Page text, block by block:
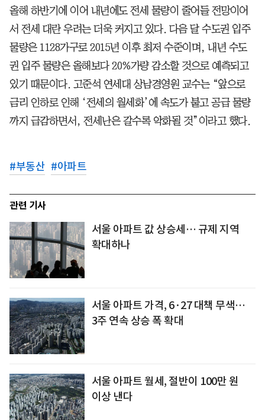
올해 하반기에 이어 내년에도 전세 물량이 줄어들 전망이어
서 전세 대란 우려는 더욱 커지고 있다. 다음 달 수도권 입주
물량은 1128가구로 2015년 이후 최저 수준이며, 내년 수도
권 입주 물량은 올해보다 20%가량 감소할 것으로 예측되고
있기 때문이다. 고준석 연세대 상남경영원 교수는 “앞으로
금리 인하로 인해 ‘전세의 월세화’에 속도가 붙고 공급 물량
까지 급감하면서, 전세난은 갈수록 악화될 것”이라고 했다.
#부동산 #아파트
관련 기사
서울 아파트 값 상승세… 규제 지역
확대하나
서울 아파트 가격, 6·27 대책 무색…
3주 연속 상승 폭 확대
서울 아파트 월세, 절반이 100만 원
이상 낸다